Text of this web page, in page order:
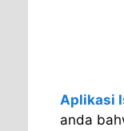
Aplikasi
anda